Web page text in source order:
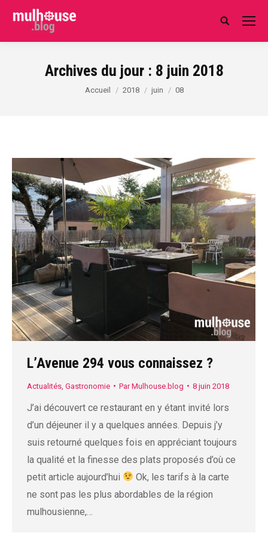
Search:
Archives du jour : 8 juin 2018
Vous êtes ici :
Accueil 2018 juin 08
L’Avenue 294 vous connaissez ?
Actualités Gastronomie ParMulhouse.blog 8 juin 2018
J’ai découvert ce restaurant en y étant invité lors
d’un déjeuner il y a quelques années. Depuis j’y
suis retourné quelques fois en appréciant toujours
la qualité et la finesse des plats proposés d’où ce
petit article aujourd’hui
Ok, les tarifs à la carte
ne sont pas les plus abordables de la région
mulhousienne,…